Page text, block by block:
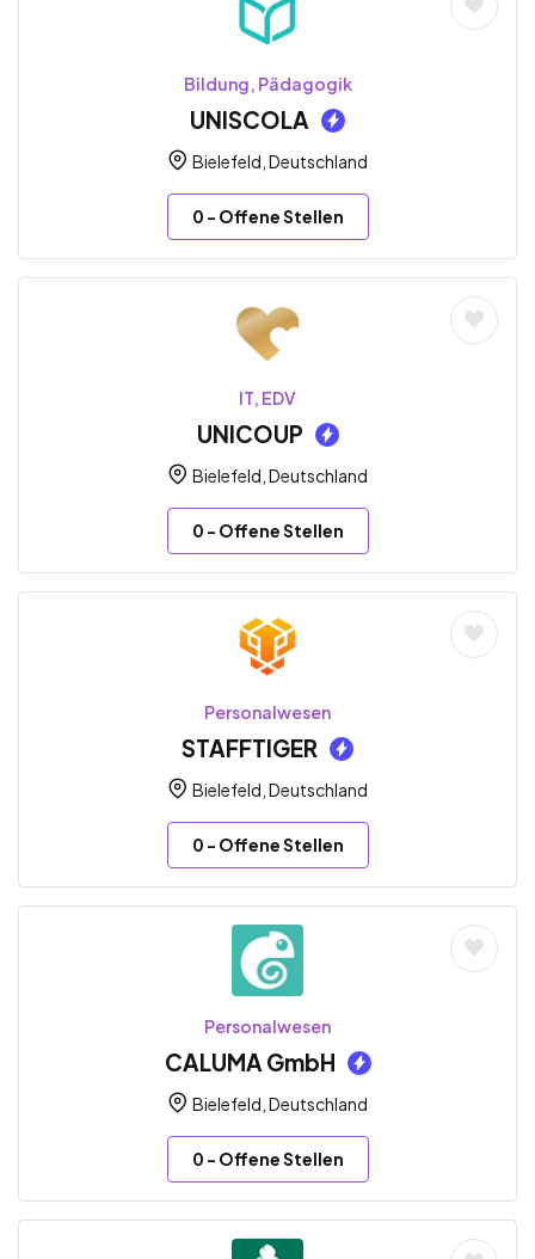
Bildung, Pädagogik
UNISCOLA
Bielefeld, Deutschland
0 - Offene Stellen
IT, EDV
UNICOUP
Bielefeld, Deutschland
0 - Offene Stellen
Personalwesen
STAFFTIGER
Bielefeld, Deutschland
0 - Offene Stellen
Personalwesen
CALUMA GmbH
Bielefeld, Deutschland
0 - Offene Stellen